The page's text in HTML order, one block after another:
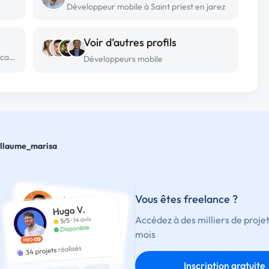
Développeur mobile à Saint priest en jarez
Développeur mobile freelance à Saint-cassien
Voir d’autres profils
Développeurs mobile
Vous êtes freelance ?
Accédez à des milliers de
mois
Inscription gratuite